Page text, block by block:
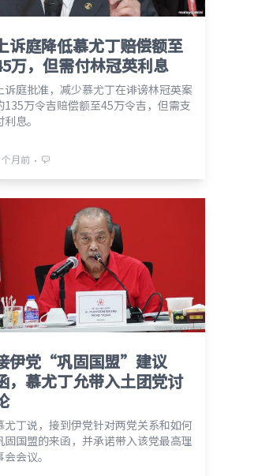
诉庭降低慕尤丁赔偿额至
万，但需付林冠英利息
诉庭批准，减少慕尤丁在诽谤林冠英案
135万令吉赔偿额至45万令吉，但需支
利息。
个月前 ⋅
伊党“巩固国盟”建议
，慕尤丁允带入土团党讨
尤丁说，接到伊党针对两党关系和如何
固国盟的来函，并承诺带入该党最高理
会会议。